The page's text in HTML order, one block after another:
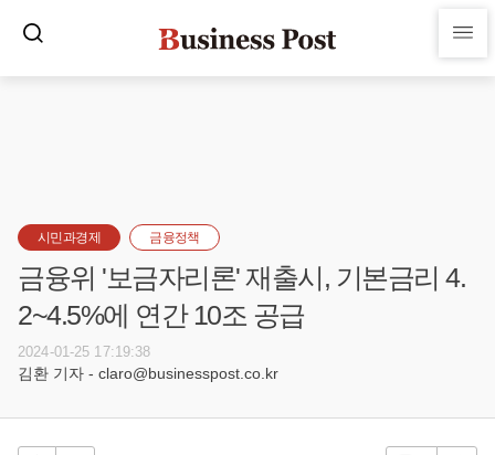
시민과경제 금융정책
금융위 '보금자리론' 재출시, 기본금리 4.
2~4.5%에 연간 10조 공급
2024-01-25 17:19:38
김환 기자 - claro@businesspost.co.kr